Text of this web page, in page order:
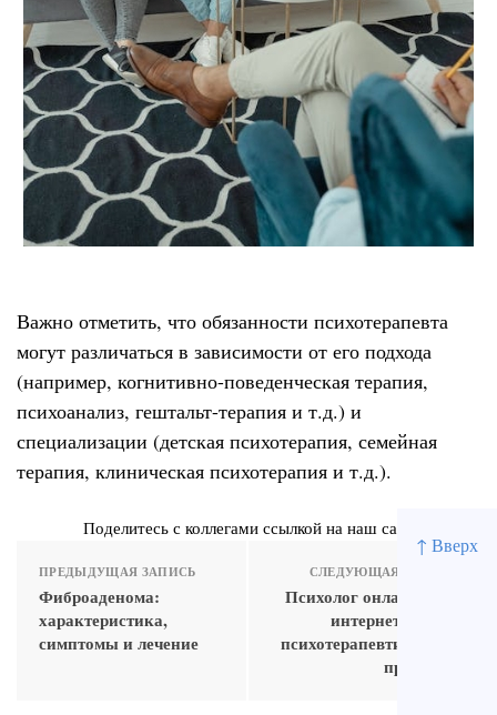
↑ Вверх
Важно отметить, что обязанности психотерапевта
могут различаться в зависимости от его подхода
(например, когнитивно-поведенческая терапия,
психоанализ, гештальт-терапия и т.д.) и
специализации (детская психотерапия, семейная
терапия, клиническая психотерапия и т.д.).
Поделитесь с коллегами ссылкой на наш сайт
ПРЕДЫДУЩАЯ ЗАПИСЬ
Фиброаденома:
характеристика,
симптомы и лечение
СЛЕДУЮЩАЯ ЗАПИСЬ
Психолог онлайн: как
интернет меняет
психотерапевтическую
практику